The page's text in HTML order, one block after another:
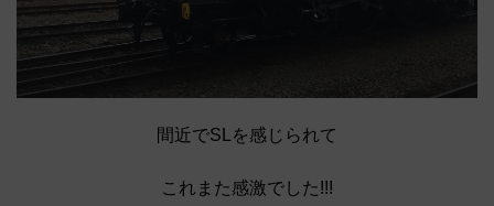
間近でSLを感じられて
これまた感激でした!!!